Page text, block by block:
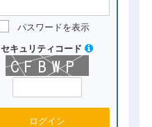
パスワードを表示
セキュリティコード
ログイン